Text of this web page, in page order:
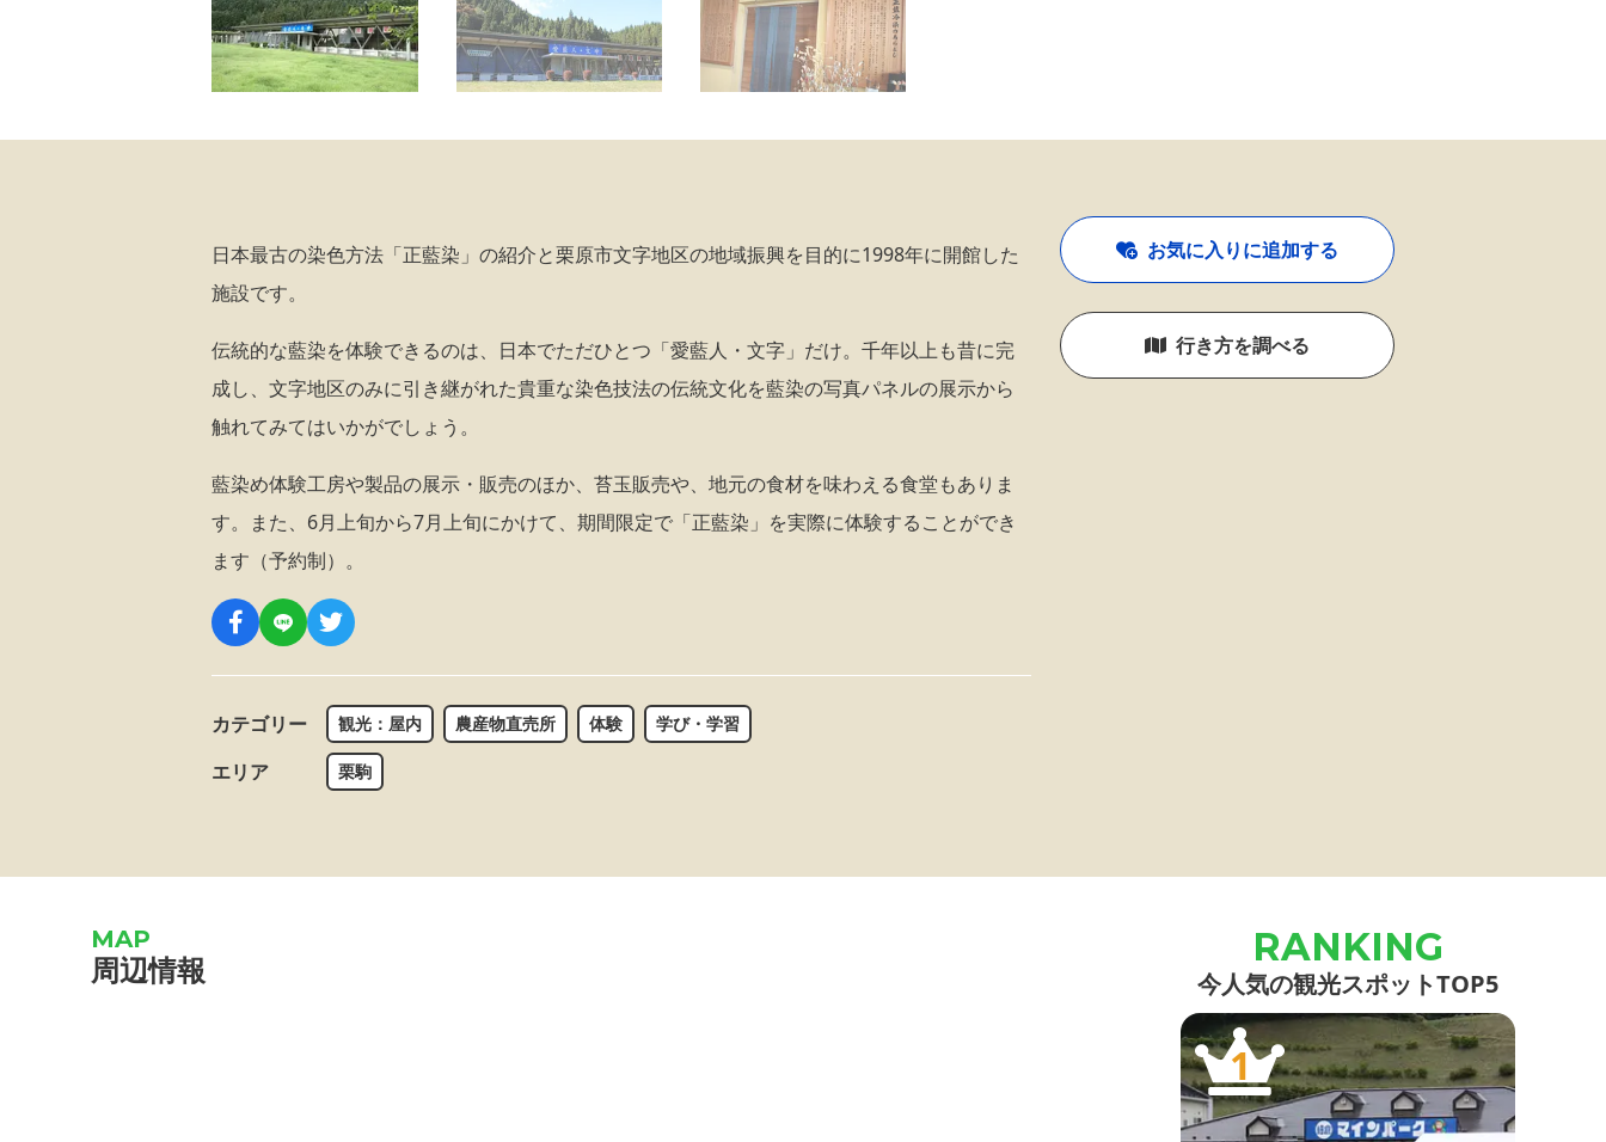
日本最古の染色方法「正藍染」の紹介と栗原市文字地区の地域振興を目的に1998年に開館した
施設です。
伝統的な藍染を体験できるのは、日本でただひとつ「愛藍人・文字」だけ。千年以上も昔に完
成し、文字地区のみに引き継がれた貴重な染色技法の伝統文化を藍染の写真パネルの展示から
触れてみてはいかがでしょう。
藍染め体験工房や製品の展示・販売のほか、苔玉販売や、地元の食材を味わえる食堂もありま
す。また、6月上旬から7月上旬にかけて、期間限定で「正藍染」を実際に体験することができ
ます（予約制）。
カテゴリー 観光：屋内 農産物直売所 体験 学び・学習
エリア 栗駒
お気に入りに追加する
行き方を調べる
周辺情報 今人気の観光スポットTOP5
1